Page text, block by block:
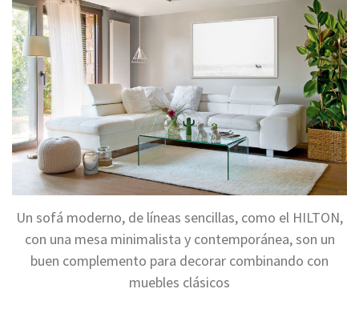
Un sofá moderno, de líneas sencillas, como el HILTON,
con una mesa minimalista y contemporánea, son un
buen complemento para decorar combinando con
muebles clásicos